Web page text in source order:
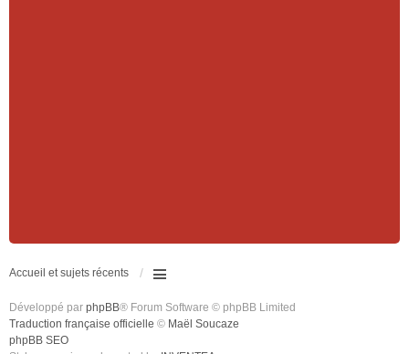
Accueil et sujets récents
Développé par phpBB® Forum Software © phpBB Limited
Traduction française officielle © Maël Soucaze
phpBB SEO